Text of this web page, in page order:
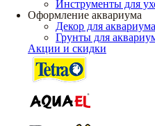
Инструменты для
Оформление аквариума
Декор для аквариума
Грунты для
Акции и скидки